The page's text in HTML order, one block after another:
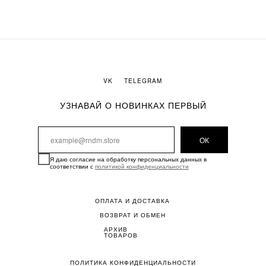
Я даю согласие на обработку персональных данных в
соответствии с политикой конфиденциальности
ОК
УЗНАВАЙ О НОВИНКАХ ПЕРВЫЙ
VK TELEGRAM
ОПЛАТА И ДОСТАВКА
ВОЗВРАТ И ОБМЕН
АРХИВ
ТОВАРОВ
ПОЛИТИКА КОНФИДЕНЦИАЛЬНОСТИ